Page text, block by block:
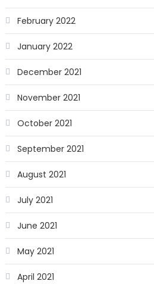
February 2022
January 2022
December 2021
November 2021
October 2021
September 2021
August 2021
July 2021
June 2021
May 2021
April 2021